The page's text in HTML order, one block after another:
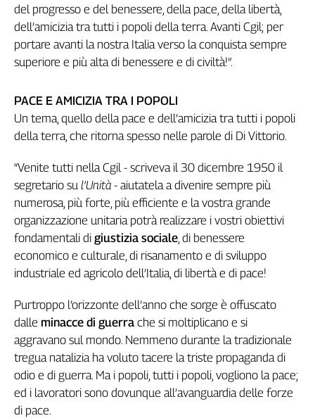
Collettiva
Academy
Collettiva
Play
Talk
La
Collettiva
Girasoli
Il
Sassolino
Linea
Economica
Tech
Easy
Inserti
Idea
Diffusa
InFlai
del progresso e del benessere, della pace, della libertà,
dell’amicizia tra tutti i popoli della terra. Avanti Cgil; per
portare avanti la nostra Italia verso la conquista sempre
superiore e più alta di benessere e di civiltà!”.
PACE E AMICIZIA TRA I POPOLI
Un tema, quello della pace e dell’amicizia tra tutti i popoli
della terra, che ritorna spesso nelle parole di Di Vittorio.
“Venite tutti nella Cgil - scriveva il 30 dicembre 1950 il
segretario su l’Unità - aiutatela a divenire sempre più
numerosa, più forte, più efficiente e la vostra grande
organizzazione unitaria potrà realizzare i vostri obiettivi
fondamentali di giustizia sociale , di benessere
economico e culturale, di risanamento e di sviluppo
industriale ed agricolo dell’Italia, di libertà e di pace!
Purtroppo l’orizzonte dell’anno che sorge è offuscato
dalle minacce di guerra che si moltiplicano e si
aggravano sul mondo. Nemmeno durante la tradizionale
tregua natalizia ha voluto tacere la triste propaganda di
odio e di guerra. Ma i popoli, tutti i popoli, vogliono la pace;
ed i lavoratori sono dovunque all’avanguardia delle forze
di pace.